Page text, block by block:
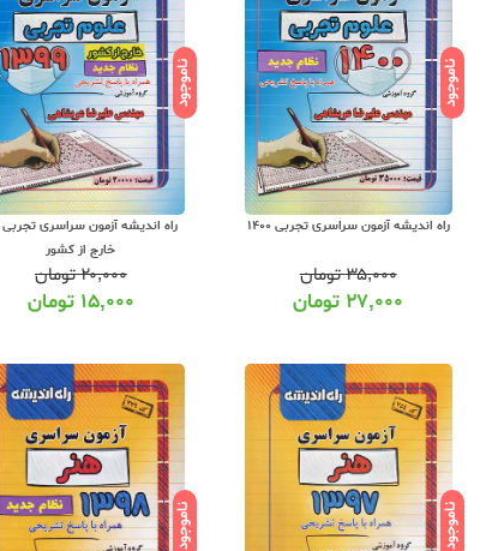
ناموجود
راه اندیشه آزمون سراسری تجربی 1400
۳۵,۰۰۰تومان
۲۷,۰۰۰ تومان
ناموجود
خارج از کشور
۲۰,۰۰۰تومان
۱۵,۰۰۰ تومان
ناموجود ناموجود